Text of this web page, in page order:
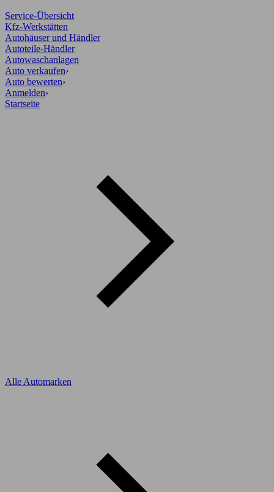
Service-Übersicht
Kfz-Werkstätten
Autohäuser und Händler
Autoteile-Händler
Autowaschanlagen
Auto verkaufen›
Auto bewerten›
Anmelden›
Startseite
Alle Automarken